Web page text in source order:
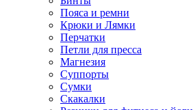
Пояса и ремни
Крюки и Лямки
Перчатки
Петли для пресса
Магнезия
Суппорты
Сумки
Скакалки